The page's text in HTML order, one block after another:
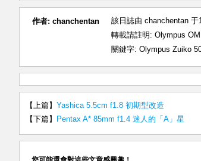
作者: chanchentan 該日誌由 chanchentan
轉載請註明: Olympus
關鍵字: Olympus Zuiko
【上篇】 Yashica 5.5cm f1.8 初期型改造
【下篇】
Pentax A* 85mm f1.4 迷人的「A」星